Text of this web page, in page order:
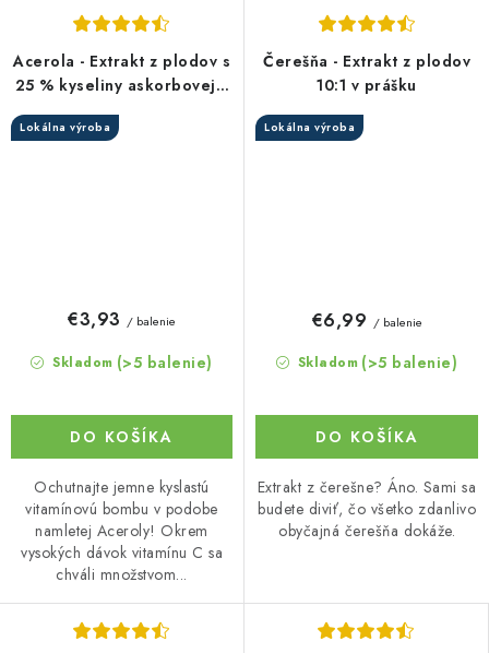
Acerola - Extrakt z plodov s
25 % kyseliny askorbovej v
Lokálna výroba
Skladom (>5 balenie)
€3,93 / balenie
DO KOŠÍKA
Ochutnajte jemne kyslastú
vitamínovú bombu v podobe
namletej Aceroly! Okrem
vysokých dávok vitamínu C sa
chváli množstvom...
Čerešňa - Extrakt z plodov
10:1 v prášku
Lokálna výroba
Skladom (>5 balenie)
€6,99 / balenie
DO KOŠÍKA
Extrakt z čerešne? Áno. Sami sa
budete diviť, čo všetko zdanlivo
obyčajná čerešňa dokáže.